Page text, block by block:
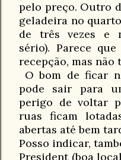
pelo preço. Outro
geladeira no
de três vezes e
sério). Parece
recepção, mas não
O bom de ficar
pode sair para
perigo de voltar
ruas ficam
abertas até bem
Posso indicar,
President (boa